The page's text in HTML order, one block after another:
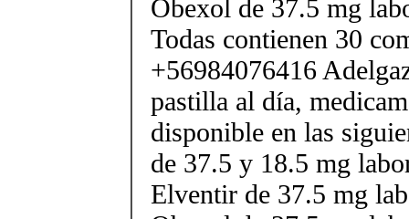
Obexol de 37.5 mg
Todas contienen 30
+56984076416
pastilla al día,
disponible en las
de 37.5 y 18.5 mg
Elventir de 37.5 mg